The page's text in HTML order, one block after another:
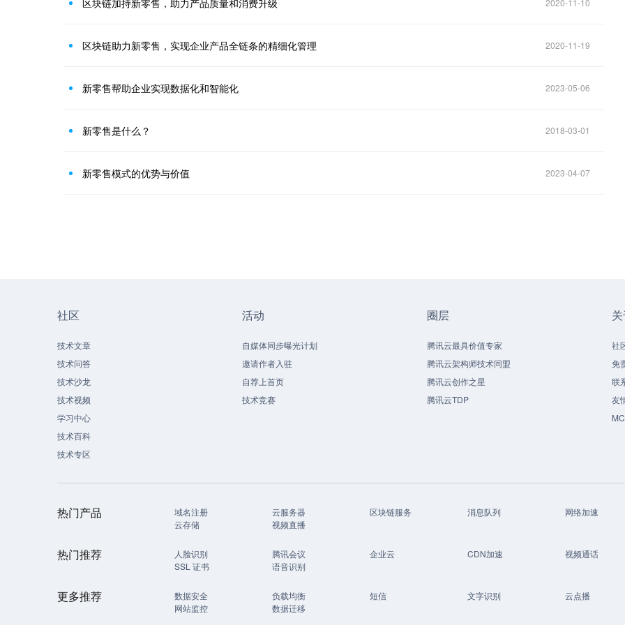
区块链加持新零售，助力产品质量和消费升级 2020-11-10
区块链助力新零售，实现企业产品全链条的精细化管理 2020-11-19
新零售帮助企业实现数据化和智能化 2023-05-06
新零售是什么？ 2018-03-01
新零售模式的优势与价值 2023-04-07
社区
技术文章
技术问答
技术沙龙
技术视频
学习中心
技术百科
技术专区
活动
自媒体同步曝光计划
邀请作者入驻
自荐上首页
技术竞赛
圈层
腾讯云最具价值专家
腾讯云架构师技术同盟
腾讯云创作之星
腾讯云TDP
社
免
联
友
热门产品 域名注册 云服务器 区块链服务 消息队列
网络加速
云存储
视频直播
热门推荐 人脸识别 腾讯会议 企业云 CDN加速
视频通话
SSL 证书
语音识别
更多推荐 数据安全 负载均衡 短信 文字识别
云点播
网站监控
数据迁移